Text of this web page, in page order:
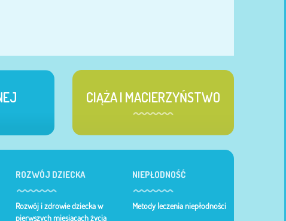
CIĄŻA I MACIERZYŃSTWO
ROZWÓJ DZIECKA
Rozwój i zdrowie dziecka w
pierwszych miesiącach życia
NIEPŁODNOŚĆ
Metody leczenia niepłodności